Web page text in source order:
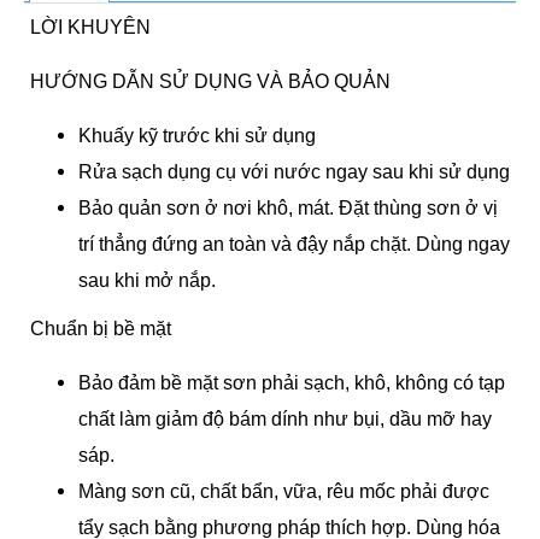
LỜI KHUYÊN
HƯỚNG DẪN SỬ DỤNG VÀ BẢO QUẢN
Khuấy kỹ trước khi sử dụng
Rửa sạch dụng cụ với nước ngay sau khi sử dụng
Bảo quản sơn ở nơi khô, mát. Đặt thùng sơn ở vị
trí thẳng đứng an toàn và đậy nắp chặt. Dùng ngay
sau khi mở nắp.
Chuẩn bị bề mặt
Bảo đảm bề mặt sơn phải sạch, khô, không có tạp
chất làm giảm độ bám dính như bụi, dầu mỡ hay
sáp.
Màng sơn cũ, chất bẩn, vữa, rêu mốc phải được
tẩy sạch bằng phương pháp thích hợp. Dùng hóa